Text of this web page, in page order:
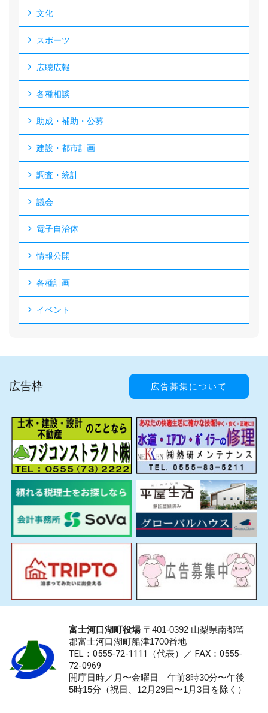
文化
スポーツ
広聴広報
各種相談
助成・補助・公募
建設・都市計画
調査・統計
議会
電子自治体
情報公開
各種計画
イベント
広告枠 広告募集について
富士河口湖町役場〒401-0392 山梨県南都留
郡富士河口湖町船津1700番地
TEL：0555-72-1111 （代表）／ FAX：0555-
72-0969
開庁日時／月〜金曜日 午前8時30分〜午後
5時15分（祝日、12月29日〜1月3日を除く）